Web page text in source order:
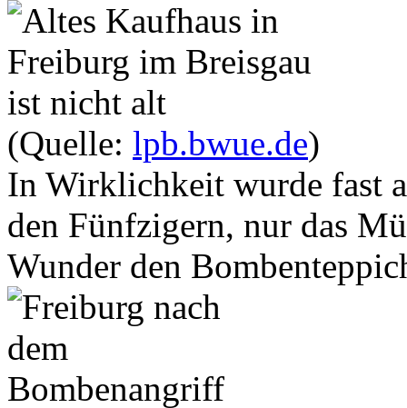
(Quelle: lpb.bwue.de)
In Wirklichkeit wurde fast
den Fünfzigern, nur das
Wunder den